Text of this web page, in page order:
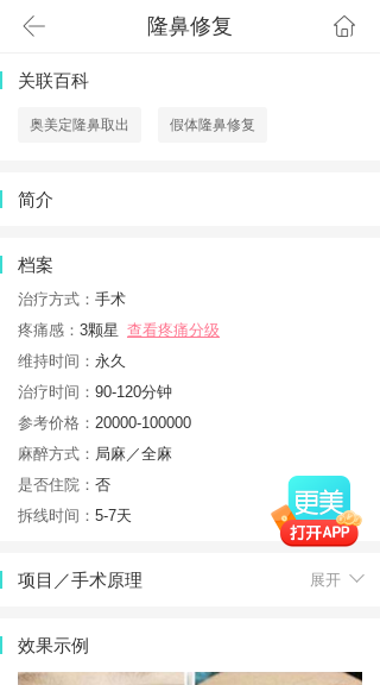
首页隆鼻修复
关联百科
奥美定隆鼻取出 假体隆鼻修复
简介
档案
治疗方式： 手术
疼痛感： 3颗星 查看疼痛分级
维持时间： 永久
治疗时间： 90-120分钟
参考价格： 20000-100000
麻醉方式： 局麻／全麻
是否住院： 否
拆线时间： 5-7天
项目／手术原理 展开
效果示例